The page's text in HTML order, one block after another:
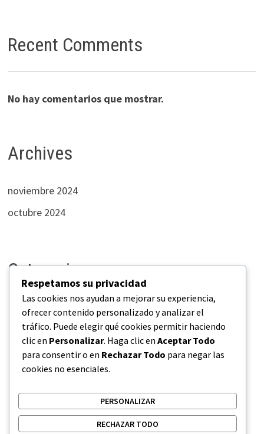
Recent Comments
No hay comentarios que mostrar.
Archives
noviembre 2024
octubre 2024
Categories
Empresas
Industrias
Negocios
Novedades
Respetamos su privacidad
Las cookies nos ayudan a mejorar su experiencia,
ofrecer contenido personalizado y analizar el
tráfico. Puede elegir qué cookies permitir haciendo
clic en Personalizar. Haga clic en Aceptar Todo
para consentir o en Rechazar Todo para negar las
cookies no esenciales.
PERSONALIZAR
RECHAZAR TODO